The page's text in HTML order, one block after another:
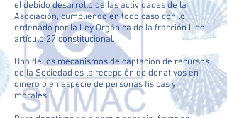
el debido desarrollo de las actividades de la
Asociación, cumpliendo en todo caso con lo
ordenado por la Ley Orgánica de la fracción I, del
artículo 27 constitucional.
Uno de los mecanismos de captación de recursos
de la Sociedad es la recepción de donativos en
dinero o en especie de personas físicas y
morales.